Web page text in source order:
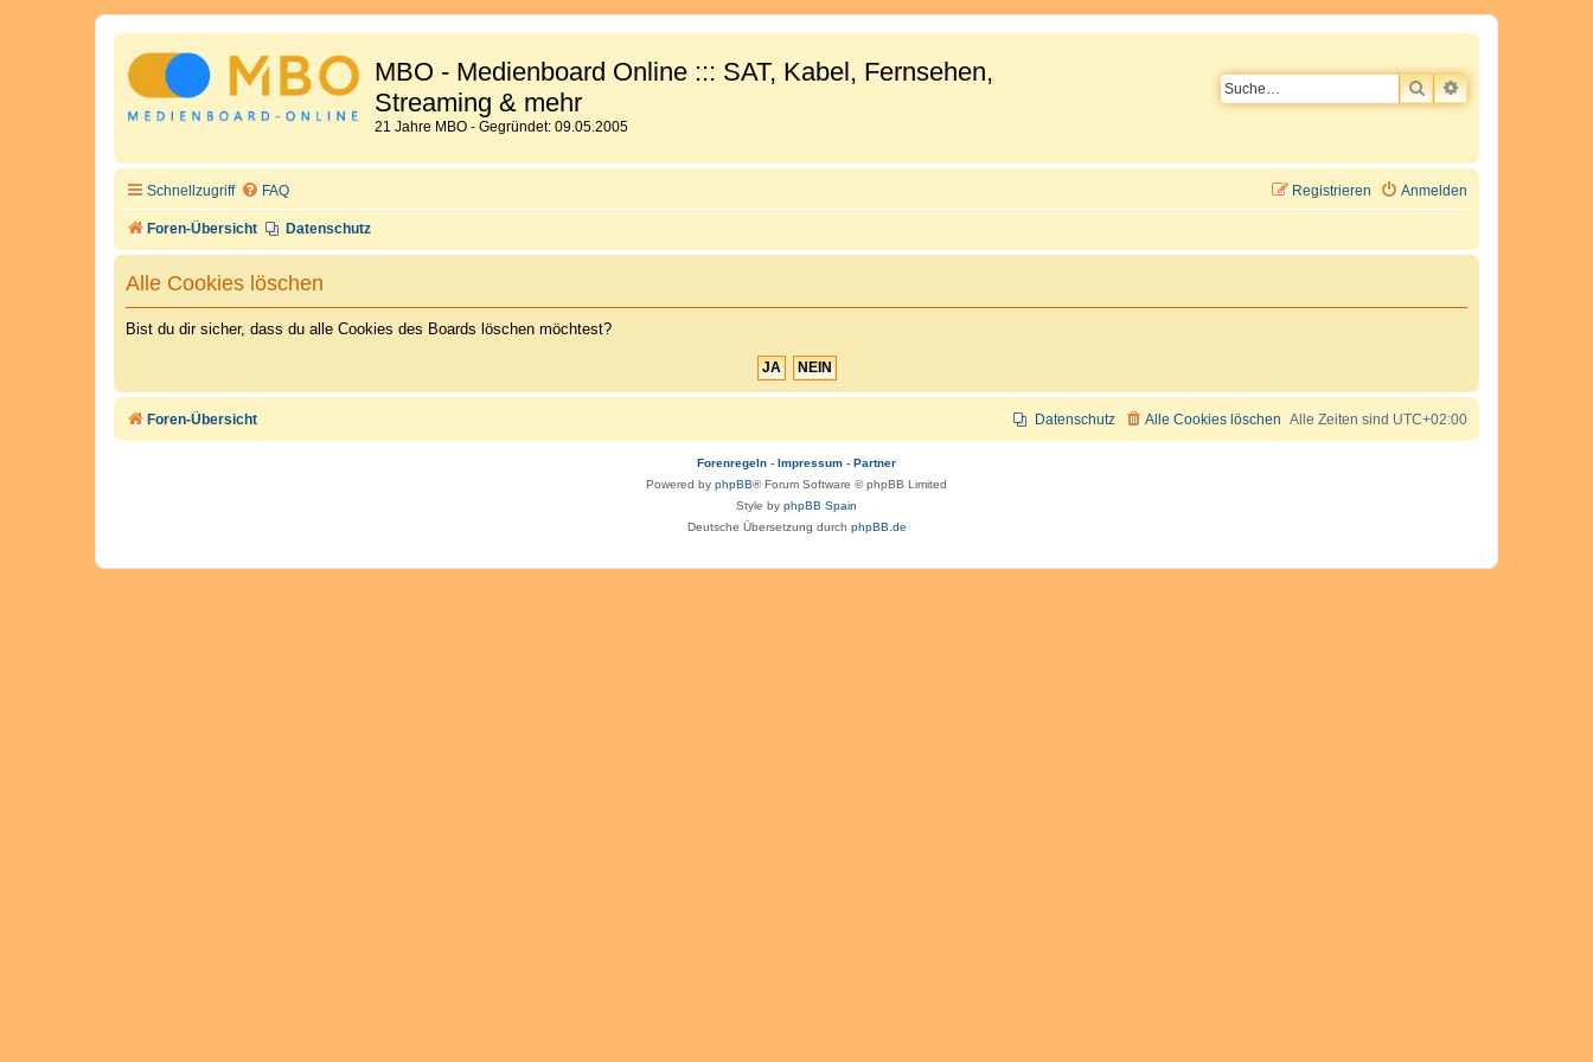
MBO - Medienboard Online ::: SAT, Kabel, Fernsehen,
Streaming & mehr
21 Jahre MBO - Gegründet: 09.05.2005
SUCHEERWEITERTE
Schnellzugriff FAQ Anmelden
Registrieren
Foren-Übersicht Datenschutz
Alle Cookies löschen
Bist du dir sicher, dass du alle Cookies des Boards löschen möchtest?
Foren-Übersicht Alle Zeiten sind UTC+02:00
Alle Cookies löschen
Datenschutz
Forenregeln - Impressum - Partner
Powered by phpBB® Forum Software © phpBB Limited
Style by phpBB Spain
Deutsche Übersetzung durch phpBB.de